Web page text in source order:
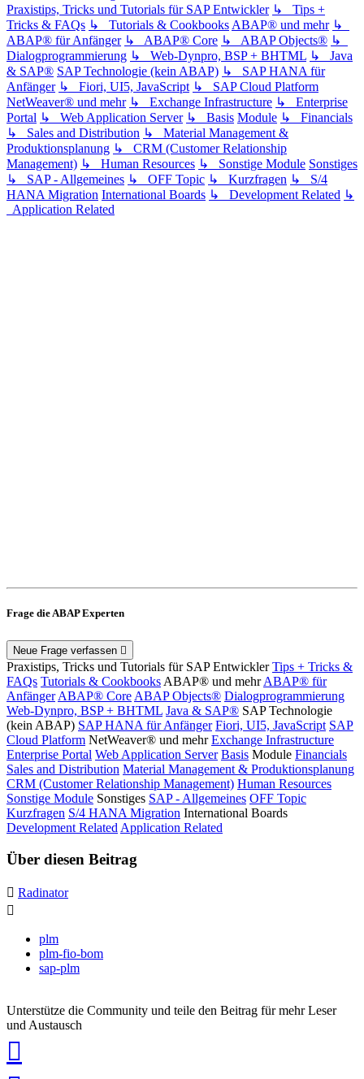
Praxistips, Tricks und Tutorials für SAP Entwickler ↳ Tips +
Tricks & FAQs ↳ Tutorials & Cookbooks ABAP® und mehr ↳
ABAP® für Anfänger ↳ ABAP® Core ↳ ABAP Objects® ↳
Dialogprogrammierung ↳ Web-Dynpro, BSP + BHTML ↳ Java
& SAP® SAP Technologie (kein ABAP) ↳ SAP HANA für
Anfänger ↳ Fiori, UI5, JavaScript ↳ SAP Cloud Platform
NetWeaver® und mehr ↳ Exchange Infrastructure ↳ Enterprise
Portal ↳ Web Application Server ↳ Basis Module ↳ Financials
↳ Sales and Distribution ↳ Material Management &
Produktionsplanung ↳ CRM (Customer Relationship
Management) ↳ Human Resources ↳ Sonstige Module Sonstiges
↳ SAP - Allgemeines ↳ OFF Topic ↳ Kurzfragen ↳ S/4
HANA Migration International Boards ↳ Development Related ↳
Application Related
Frage die ABAP Experten
Neue Frage verfassen
Praxistips, Tricks und Tutorials für SAP Entwickler Tips + Tricks &
FAQs Tutorials & Cookbooks ABAP® und mehr ABAP® für
Anfänger ABAP® Core ABAP Objects® Dialogprogrammierung
Web-Dynpro, BSP + BHTML Java & SAP® SAP Technologie
(kein ABAP) SAP HANA für Anfänger Fiori, UI5, JavaScript SAP
Cloud Platform NetWeaver® und mehr Exchange Infrastructure
Enterprise Portal Web Application Server Basis Module Financials
Sales and Distribution Material Management & Produktionsplanung
CRM (Customer Relationship Management) Human Resources
Sonstige Module Sonstiges SAP - Allgemeines OFF Topic
Kurzfragen S/4 HANA Migration International Boards
Development Related Application Related
Über diesen Beitrag
Radinator
plm
plm-fio-bom
sap-plm
Unterstütze die Community und teile den Beitrag für mehr Leser
und Austausch
teilen